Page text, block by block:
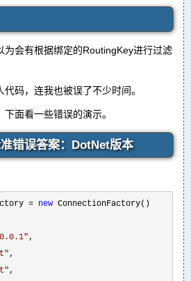
为会有根据绑定的RoutingKey进行过滤
码，连我也被误了不少时间。
面看一些错误的演示。
错误答案：DotNet版本
= new ConnectionFactory()
" ,
" ,
" ,